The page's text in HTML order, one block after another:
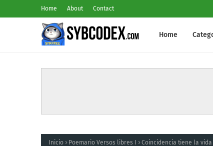
Home About Contact
Home
Inicio Poemario Versos libres I Coincidencia tiene la vida